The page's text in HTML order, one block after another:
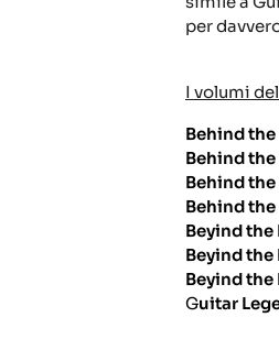
per
I volumi
Behind
Behind
Behind the
Behind the
Beyind the
Beyind the
Beyind the
Guitar